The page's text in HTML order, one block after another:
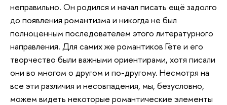
неправильно. Он родился и начал писать ещё задолго
до появления романтизма и никогда не был
полноценным последователем этого литературного
направления. Для самих же романтиков Гёте и его
творчество были важными ориентирами, хотя писали
они во многом о другом и по-другому. Несмотря на
все эти различия и несовпадения, мы, безусловно,
можем видеть некоторые романтические элементы